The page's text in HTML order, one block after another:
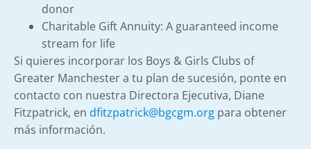
donor
Charitable Gift Annuity: A guaranteed income
stream for life
Si quieres incorporar los Boys & Girls Clubs of
Greater Manchester a tu plan de sucesión, ponte en
contacto con nuestra Directora Ejecutiva, Diane
Fitzpatrick, en dfitzpatrick@bgcgm.org para obtener
más información.